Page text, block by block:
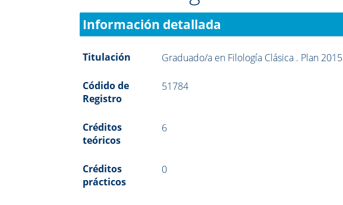
Información detallada
Titulación Graduado/a en Filología Clásica . Plan 2015
Códido de
Registro
51784
Créditos
teóricos
6
Créditos
prácticos
0